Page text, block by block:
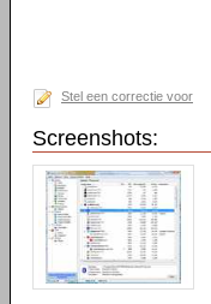
Stel een correctie voor
Screenshots: